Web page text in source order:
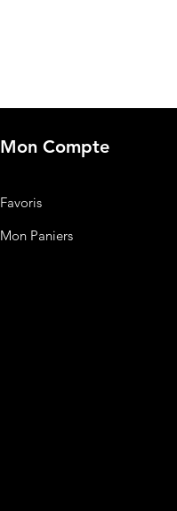
Mon Compte
Favoris
Mon Paniers